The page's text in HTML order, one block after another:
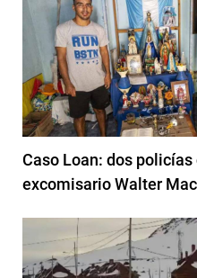
Caso Loan: dos
excomisario Walter